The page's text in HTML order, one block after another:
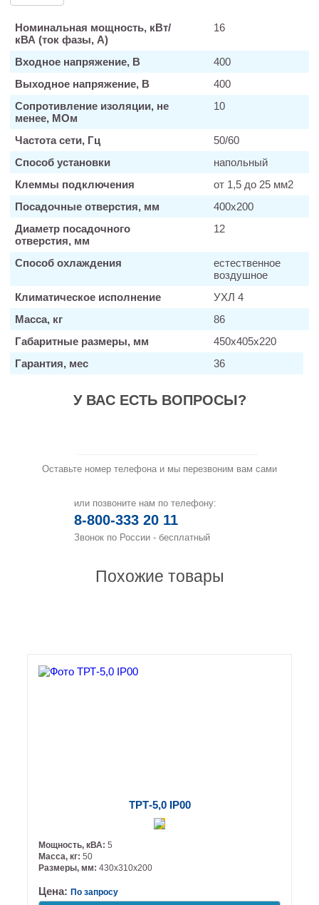
Номинальная мощность, кВт/
кВА (ток фазы, А)
16
Входное напряжение, В
400
Выходное напряжение, В
400
Сопротивление изоляции, не
менее, МОм
10
Частота сети, Гц
50/60
Способ установки
напольный
Клеммы подключения
от 1,5 до 25 мм2
Посадочные отверстия, мм
400х200
Диаметр посадочного
отверстия, мм
12
Способ охлаждения
естественное
воздушное
Климатическое исполнение
УХЛ 4
Масса, кг
86
Габаритные размеры, мм
450х405х220
Гарантия, мес
36
У ВАС ЕСТЬ ВОПРОСЫ?
Оставьте номер телефона и мы перезвоним вам сами
или позвоните нам по телефону:
8-800-333 20 11
Звонок по России - бесплатный
Похожие товары
ТРТ-5,0 IP00
Мощность, кВА: 5
Масса, кг: 50
Размеры, мм: 430х310х200
Цена: По запросу